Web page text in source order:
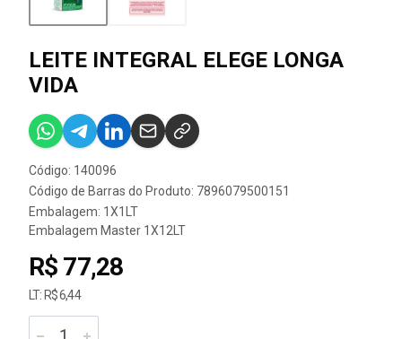
LEITE INTEGRAL ELEGE LONGA
VIDA
Código: 140096
Código de Barras do Produto: 7896079500151
Embalagem: 1X1LT
Embalagem Master 1X12LT
R$ 77,28
LT: R$ 6,44